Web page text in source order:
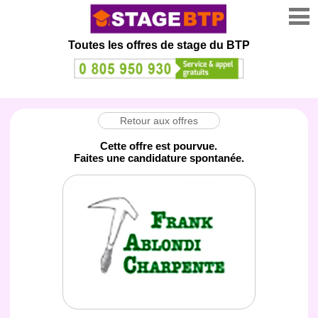
Toutes les offres de stage du BTP
Retour aux offres
Cette offre est pourvue.
Faites une candidature spontanée.